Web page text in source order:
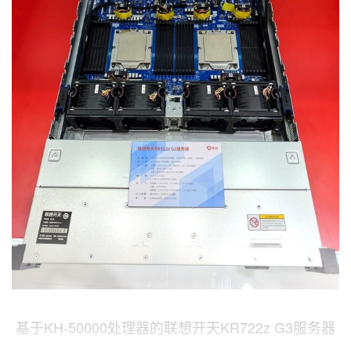
基于KH-50000处理器的联想开天KR722z G3服务器